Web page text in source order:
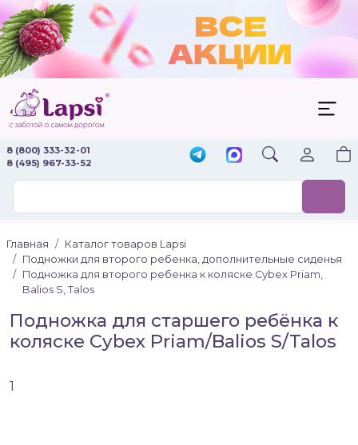
8 (800) 333-32-01
8 (495) 967-33-52
Главная
Каталог товаров Lapsi
Подножки для второго ребенка, дополнительные сиденья
Подножка для второго ребенка к коляске Cybex Priam,
Balios S, Talos
Подножка для старшего ребёнка к
коляске Cybex Priam/Balios S/Talos
1